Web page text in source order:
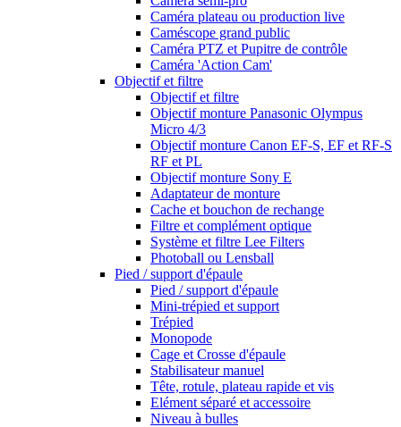
Caméra plateau ou production live
Caméscope grand public
Caméra PTZ et Pupitre de contrôle
Caméra 'Action Cam'
Objectif et filtre
Objectif et filtre
Objectif monture Panasonic Olympus
Micro 4/3
Objectif monture Canon EF-S, EF et RF-S
RF et PL
Objectif monture Sony E
Adaptateur de monture
Cache et bouchon de rechange
Filtre et complément optique
Système et filtre Lee Filters
Photoball ou Lensball
Pied / support d'épaule
Pied / support d'épaule
Mini-trépied et support
Trépied
Monopode
Cage et Crosse d'épaule
Stabilisateur manuel
Tête, rotule, plateau rapide et vis
Elément séparé et accessoire
Niveau à bulles